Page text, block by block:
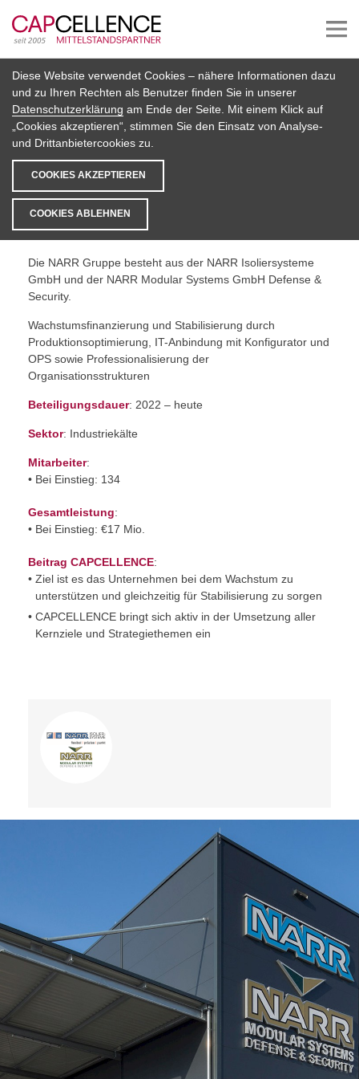
Beteiligungen
NARR Gruppe
SÜDDEUTSCHER PREMIUMANBIETER VON
KÜHLZELLEN SOWIE INNOVATIVEN CONTAINER-
MODULSYSTEMEN
www.narr-crm.de
Die NARR Gruppe besteht aus der NARR Isoliersysteme
GmbH und der NARR Modular Systems GmbH Defense &
Security.
Wachstumsfinanzierung und Stabilisierung durch
Produktionsoptimierung, IT-Anbindung mit Konfigurator und
OPS sowie Professionalisierung der
Organisationsstrukturen
Beteiligungsdauer: 2022 – heute
Sektor: Industriekälte
Mitarbeiter:
Bei Einstieg: 134
Gesamtleistung:
Bei Einstieg: €17 Mio.
Beitrag CAPCELLENCE:
Ziel ist es das Unternehmen bei dem Wachstum zu
unterstützen und gleichzeitig für Stabilisierung zu sorgen
CAPCELLENCE bringt sich aktiv in der Umsetzung aller
Kernziele und Strategiethemen ein
Diese Website verwendet Cookies – nähere Informationen dazu
und zu Ihren Rechten als Benutzer finden Sie in unserer
Datenschutzerklärung am Ende der Seite. Mit einem Klick auf
„Cookies akzeptieren“, stimmen Sie den Einsatz von Analyse-
und Drittanbietercookies zu.
COOKIES AKZEPTIEREN
COOKIES ABLEHNEN